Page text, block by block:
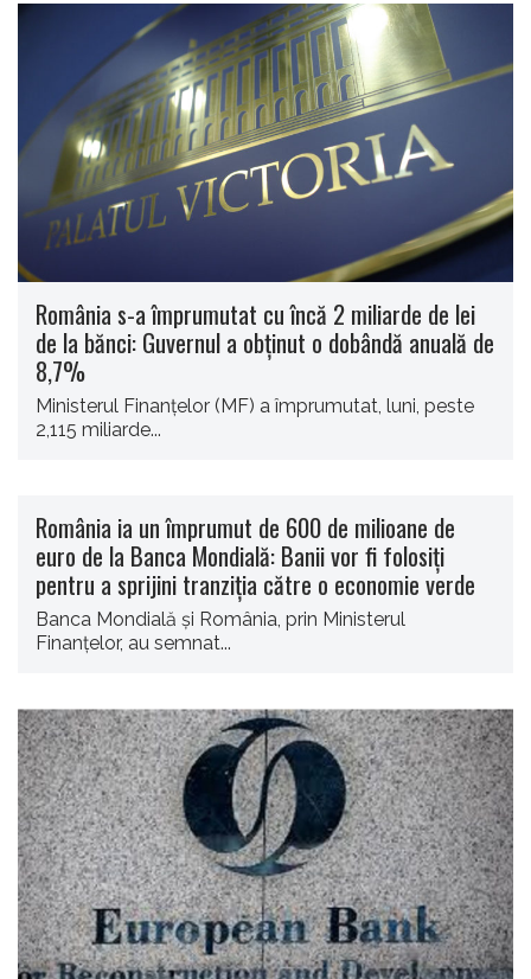
România s-a împrumutat cu încă 2 miliarde de lei
de la bănci: Guvernul a obținut o dobândă anuală de
8,7%
Ministerul Finanţelor (MF) a împrumutat, luni, peste
2,115 miliarde...
România ia un împrumut de 600 de milioane de
euro de la Banca Mondială: Banii vor fi folosiți
pentru a sprijini tranziţia către o economie verde
Banca Mondială şi România, prin Ministerul
Finanţelor, au semnat...